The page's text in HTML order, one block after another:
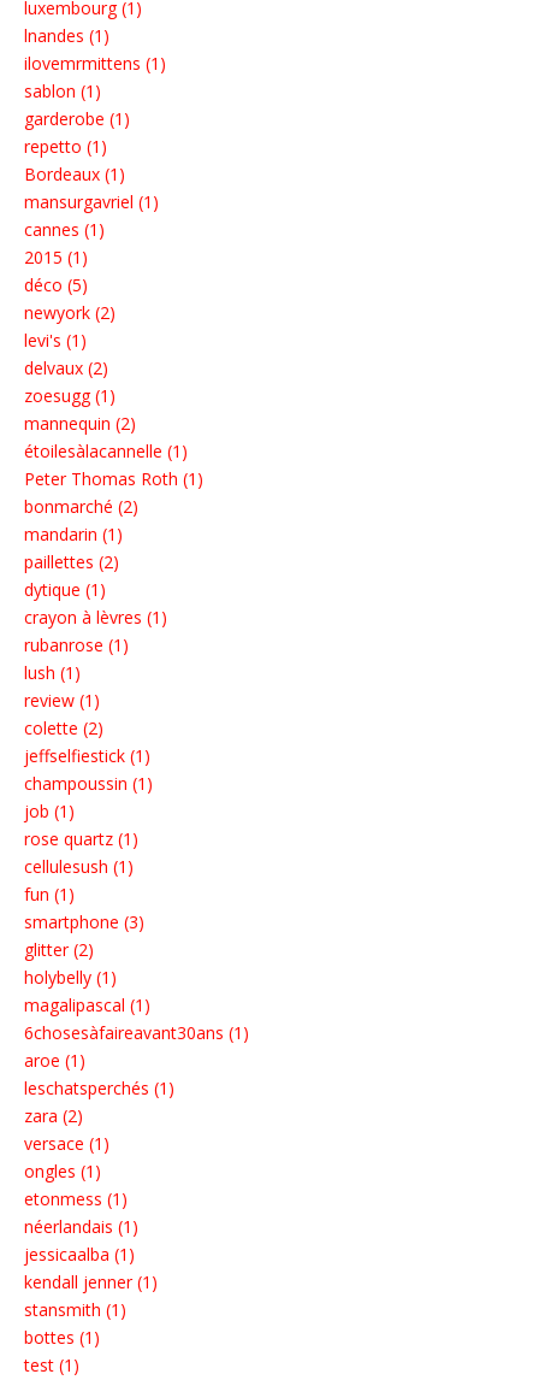
luxembourg (1)
lnandes (1)
ilovemrmittens (1)
sablon (1)
garderobe (1)
repetto (1)
Bordeaux (1)
mansurgavriel (1)
cannes (1)
2015 (1)
déco (5)
newyork (2)
levi's (1)
delvaux (2)
zoesugg (1)
mannequin (2)
étoilesàlacannelle (1)
Peter Thomas Roth (1)
bonmarché (2)
mandarin (1)
paillettes (2)
dytique (1)
crayon à lèvres (1)
rubanrose (1)
lush (1)
review (1)
colette (2)
jeffselfiestick (1)
champoussin (1)
job (1)
rose quartz (1)
cellulesush (1)
fun (1)
smartphone (3)
glitter (2)
holybelly (1)
magalipascal (1)
6chosesàfaireavant30ans (1)
aroe (1)
leschatsperchés (1)
zara (2)
versace (1)
ongles (1)
etonmess (1)
néerlandais (1)
jessicaalba (1)
kendall jenner (1)
stansmith (1)
bottes (1)
test (1)